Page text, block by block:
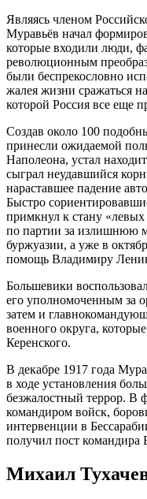
Являясь членом
Муравьёв начал
которые входили люди,
революционным
были беспрекословно
жалея жизни сражаться
которой Россия все еще
Создав около 100
принесли ожидаемой
Наполеона, устал
сыграл неудавшийся
нараставшее падение
Быстро
примкнул к стану
по партии за излишнюю
буржуазии, а уже в
помощь Владимиру
Большевики
его уполномоченным за
затем и
военного округа,
Керенского.
В декабре 1917 года
в ходе установления
безжалостный террор. В
командиром войск,
интервенции в
получил пост командира
Михаил